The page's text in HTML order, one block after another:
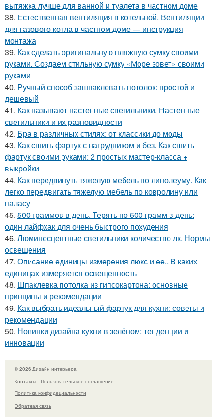
вытяжка лучше для ванной и туалета в частном доме
38. Естественная вентиляция в котельной. Вентиляции
для газового котла в частном доме — инструкция
монтажа
39. Как сделать оригинальную пляжную сумку своими
руками. Создаем стильную сумку «Море зовет» своими
руками
40. Ручный способ зашпаклевать потолок: простой и
дешевый
41. Как называют настенные светильники. Настенные
светильники и их разновидности
42. Бра в различных стилях: от классики до моды
43. Как сшить фартук с нагрудником и без. Как сшить
фартук своими руками: 2 простых мастер-класса +
выкройки
44. Как передвинуть тяжелую мебель по линолеуму. Как
легко передвигать тяжелую мебель по ковролину или
паласу
45. 500 граммов в день. Терять по 500 грамм в день:
один лайфхак для очень быстрого похудения
46. Люминесцентные светильники количество лк. Нормы
освещения
47. Описание единицы измерения люкс и ее.. В каких
единицах измеряется освещенность
48. Шпаклевка потолка из гипсокартона: основные
принципы и рекомендации
49. Как выбрать идеальный фартук для кухни: советы и
рекомендации
50. Новинки дизайна кухни в зелёном: тенденции и
инновации
© 2026 Дизайн интерьера
Контакты
Пользовательское соглашение
Политика конфидециальности
Обратная связь